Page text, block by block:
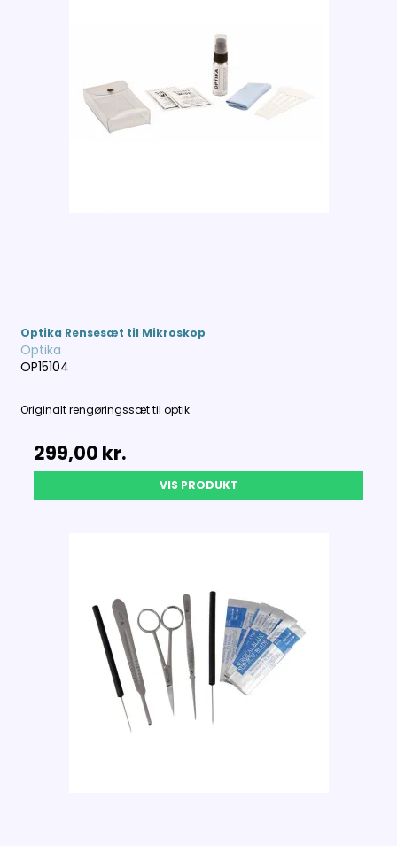
Optika Rensesæt til Mikroskop
Optika
OP15104
Originalt rengøringssæt til optik
299,00 kr.
VIS PRODUKT